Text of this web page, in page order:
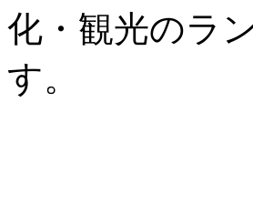
化・観光のラ
す。